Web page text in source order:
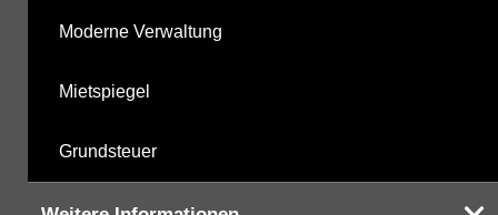
Moderne Verwaltung
Mietspiegel
Grundsteuer